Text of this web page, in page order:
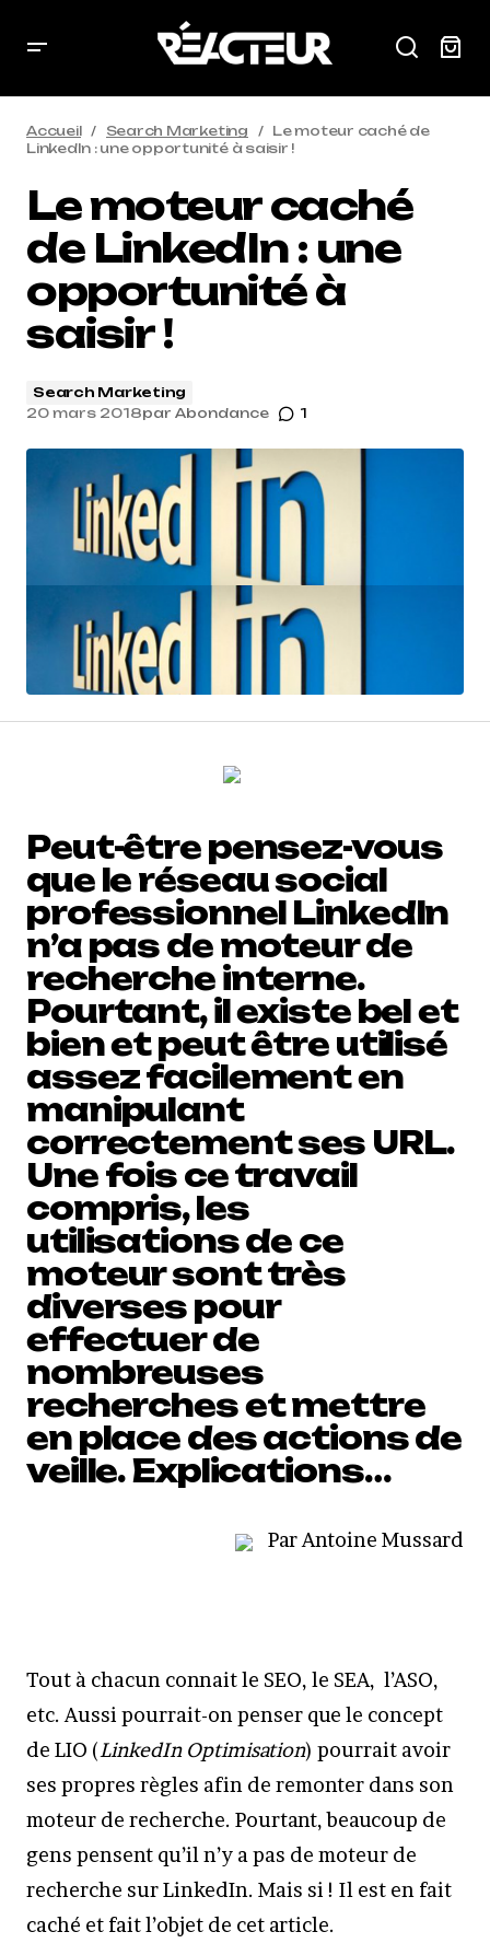
Accueil Search Marketing
Le moteur caché de
LinkedIn : une opportunité à saisir !
Le moteur caché
de LinkedIn : une
opportunité à
saisir !
Search Marketing
20 mars 2018par Abondance 1
Peut-être pensez-vous
que le réseau social
professionnel LinkedIn
n’a pas de moteur de
recherche interne.
Pourtant, il existe bel et
bien et peut être utilisé
assez facilement en
manipulant
correctement ses URL.
Une fois ce travail
compris, les
utilisations de ce
moteur sont très
diverses pour
effectuer de
nombreuses
recherches et mettre
en place des actions de
veille. Explications…
Par Antoine Mussard
Tout à chacun connait le SEO, le SEA, l’ASO,
etc. Aussi pourrait-on penser que le concept
de LIO (LinkedIn Optimisation) pourrait avoir
ses propres règles afin de remonter dans son
moteur de recherche. Pourtant, beaucoup de
gens pensent qu’il n’y a pas de moteur de
recherche sur LinkedIn. Mais si ! Il est en fait
caché et fait l’objet de cet article.